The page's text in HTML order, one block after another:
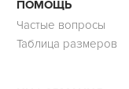
ПОМОЩЬ
Частые вопросы
Таблица размеров